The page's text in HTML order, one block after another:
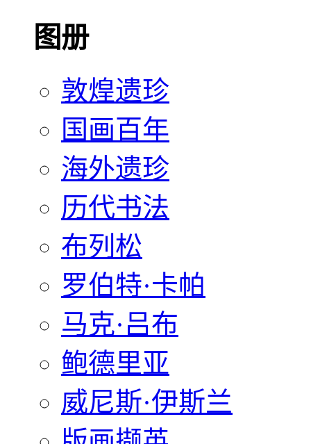
图册
敦煌遗珍
国画百年
海外遗珍
历代书法
布列松
罗伯特·卡帕
马克·吕布
鲍德里亚
威尼斯·伊斯兰